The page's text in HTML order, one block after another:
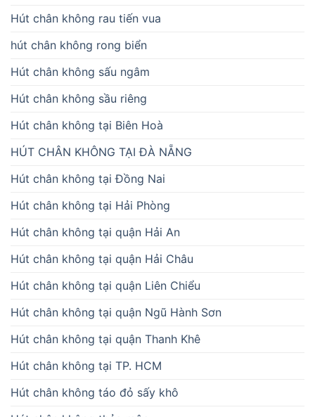
Hút chân không rau tiến vua
hút chân không rong biển
Hút chân không sấu ngâm
Hút chân không sầu riêng
Hút chân không tại Biên Hoà
HÚT CHÂN KHÔNG TẠI ĐÀ NẴNG
Hút chân không tại Đồng Nai
Hút chân không tại Hải Phòng
Hút chân không tại quận Hải An
Hút chân không tại quận Hải Châu
Hút chân không tại quận Liên Chiểu
Hút chân không tại quận Ngũ Hành Sơn
Hút chân không tại quận Thanh Khê
Hút chân không tại TP. HCM
Hút chân không táo đỏ sấy khô